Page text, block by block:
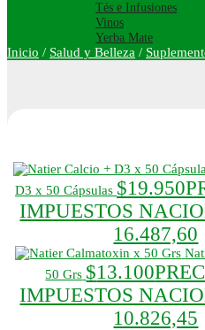
Tés e Infusiones
Vinos
Yerba Mate
Inicio / Salud y Belleza /
D3 x 50 Cápsulas $19.950
IMPUESTOS
16.487,60
50 Grs $13.100
IMPUESTOS
10.826,45